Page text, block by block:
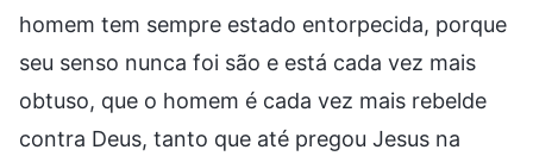
homem tem sempre estado entorpecida, porque
seu senso nunca foi são e está cada vez mais
obtuso, que o homem é cada vez mais rebelde
contra Deus, tanto que até pregou Jesus na